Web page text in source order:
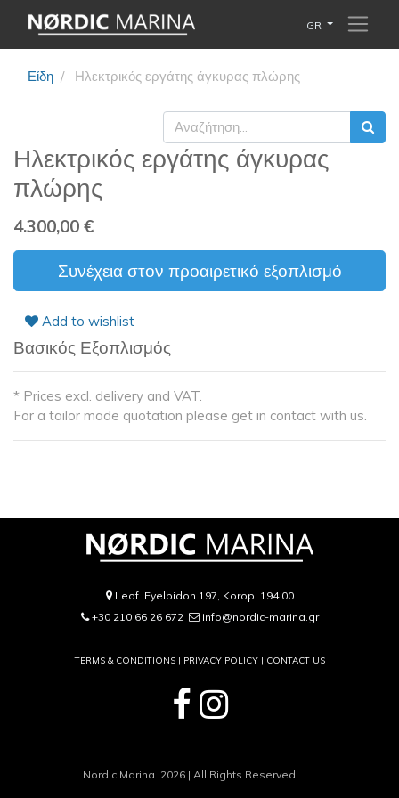
GR
Είδη Ηλεκτρικός εργάτης άγκυρας πλώρης
Ηλεκτρικός εργάτης άγκυρας
πλώρης
4.300,00 €
Συνέχεια στον προαιρετικό εξοπλισμό
Add to wishlist
Βασικός Εξοπλισμός
* Prices excl. delivery and VAT.
For a tailor made quotation please get in contact with us.
Leof. Eyelpidon 197, Koropi 194 00
+30 210 66 26 672
info@nordic-marina.gr
TERMS & CONDITIONS | PRIVACY POLICY| CONTACT US
Nordic Marina 2026 | All Rights Reserved